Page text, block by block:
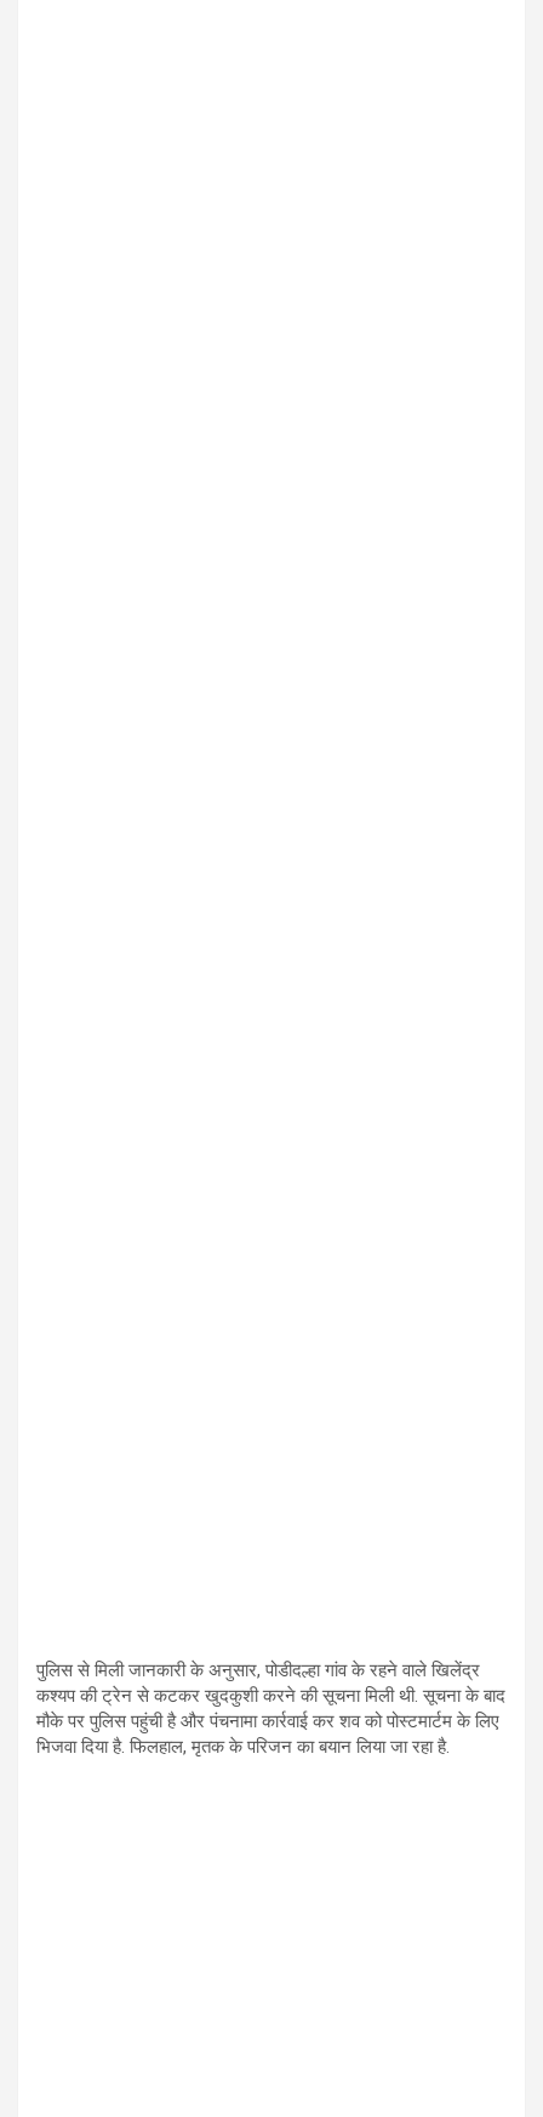
पुलिस से मिली जानकारी के अनुसार, पोडीदल्हा गांव के रहने वाले खिलेंद्र
कश्यप की ट्रेन से कटकर खुदकुशी करने की सूचना मिली थी. सूचना के बाद
मौके पर पुलिस पहुंची है और पंचनामा कार्रवाई कर शव को पोस्टमार्टम के लिए
भिजवा दिया है. फिलहाल, मृतक के परिजन का बयान लिया जा रहा है.